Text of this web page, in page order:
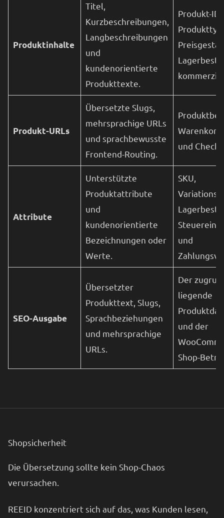
Produktinhalte
Titel,
Kurzbeschreibungen,
Langbeschreibungen
und
kundenorientierte
Produkttexte.
Produkt-ID,
Produkttyp,
Produkt-URLs
Übersetzte Slugs,
mehrsprachige URLs
und sprachbewusste
Frontend-Routing.
und
Attribute
Unterstützte
Produktattribute
und
kundenorientierte
Bezeichnungen oder
Werte.
SKU,
und
SEO-Ausgabe
Übersetzter
Produkttext, Slugs,
Sprachbeziehungen
und mehrsprachige
URLs.
Der
liegende
und der
Shop-
Shopsicherheit
Die Übersetzung sollte kein Shop-Chaos
verursachen.
REEID konzentriert sich auf das, was Kunden lesen,